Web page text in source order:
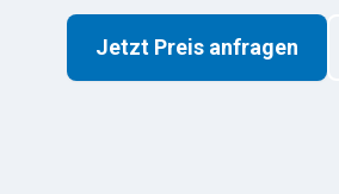
Jetzt Preis anfragen